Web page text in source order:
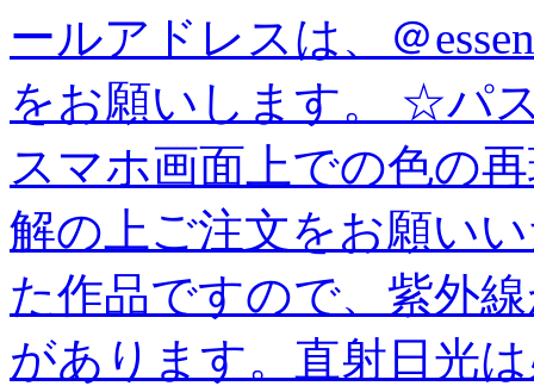
ールアドレスは、＠
をお願いします。 ☆パ
スマホ画面上での色の
解の上ご注文をお願い
た作品ですので、紫外
があります。直射日光